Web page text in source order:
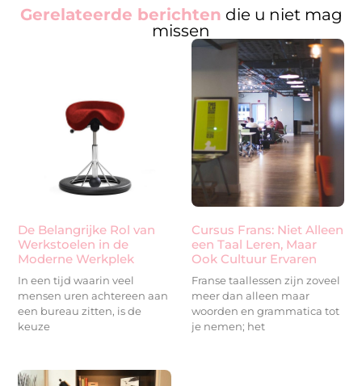
Gerelateerde berichten die u niet mag
missen
De Belangrijke Rol van
Werkstoelen in de
Moderne Werkplek
In een tijd waarin veel
mensen uren achtereen aan
een bureau zitten, is de
keuze
Cursus Frans: Niet Alleen
een Taal Leren, Maar
Ook Cultuur Ervaren
Franse taallessen zijn zoveel
meer dan alleen maar
woorden en grammatica tot
je nemen; het